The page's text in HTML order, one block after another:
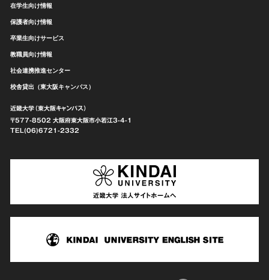
在学生向け情報
保護者向け情報
卒業生向けサービス
教職員向け情報
社会連携推進センター
校舎貸出（東大阪キャンパス）
近畿大学（東大阪キャンパス）
〒577-8502 大阪府東大阪市小若江3-4-1
TEL(06)6721-2332